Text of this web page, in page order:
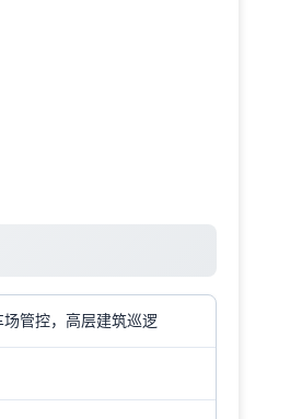
管控，高层建筑巡逻